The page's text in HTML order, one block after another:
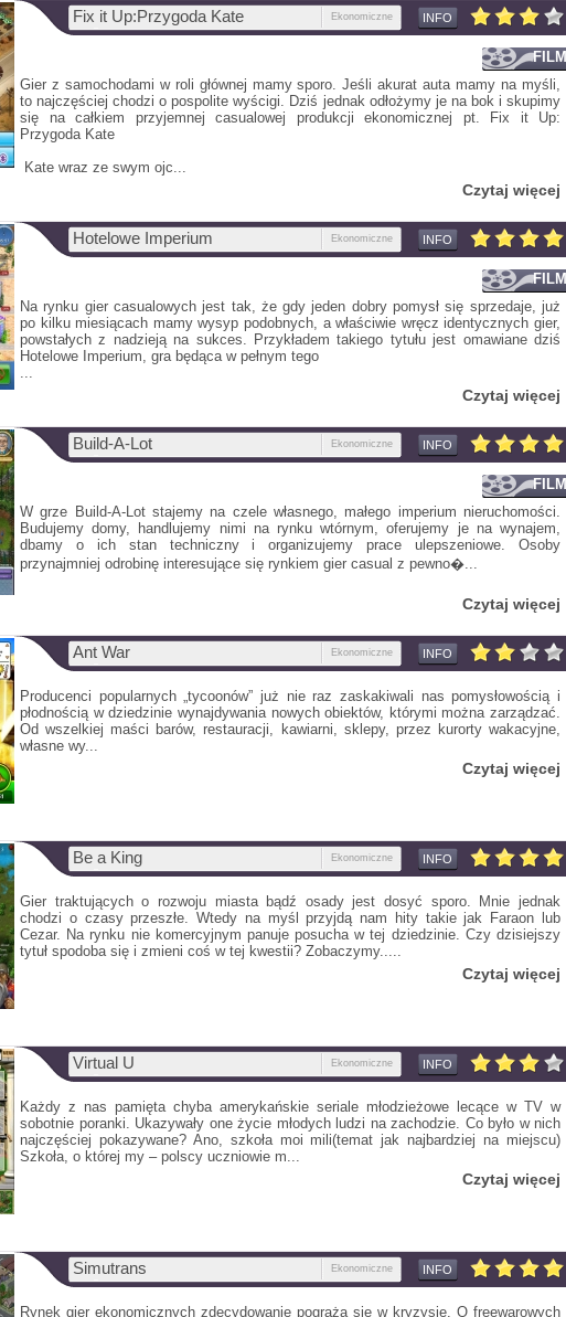
Fix it Up:Przygoda Kate Ekonomiczne INFO
FILM
Gier z samochodami w roli głównej mamy sporo. Jeśli akurat auta mamy na myśli,
to najczęściej chodzi o pospolite wyścigi. Dziś jednak odłożymy je na bok i skupimy
się na całkiem przyjemnej casualowej produkcji ekonomicznej pt. Fix it Up:
Przygoda Kate
Kate wraz ze swym ojc...
Czytaj więcej
Hotelowe Imperium Ekonomiczne INFO
FILM
Na rynku gier casualowych jest tak, że gdy jeden dobry pomysł się sprzedaje, już
po kilku miesiącach mamy wysyp podobnych, a właściwie wręcz identycznych gier,
powstałych z nadzieją na sukces. Przykładem takiego tytułu jest omawiane dziś
Hotelowe Imperium, gra będąca w pełnym tego
...
Czytaj więcej
Build-A-Lot Ekonomiczne INFO
FILM
W grze Build-A-Lot stajemy na czele własnego, małego imperium nieruchomości.
Budujemy domy, handlujemy nimi na rynku wtórnym, oferujemy je na wynajem,
dbamy o ich stan techniczny i organizujemy prace ulepszeniowe. Osoby
przynajmniej odrobinę interesujące się rynkiem gier casual z pewno�...
Czytaj więcej
Ant War Ekonomiczne INFO
Producenci popularnych „tycoonów” już nie raz zaskakiwali nas pomysłowością i
płodnością w dziedzinie wynajdywania nowych obiektów, którymi można zarządzać.
Od wszelkiej maści barów, restauracji, kawiarni, sklepy, przez kurorty wakacyjne,
własne wy...
Czytaj więcej
Be a King Ekonomiczne INFO
Gier traktujących o rozwoju miasta bądź osady jest dosyć sporo. Mnie jednak
chodzi o czasy przeszłe. Wtedy na myśl przyjdą nam hity takie jak Faraon lub
Cezar. Na rynku nie komercyjnym panuje posucha w tej dziedzinie. Czy dzisiejszy
tytuł spodoba się i zmieni coś w tej kwestii? Zobaczymy.....
Czytaj więcej
Virtual U Ekonomiczne INFO
Każdy z nas pamięta chyba amerykańskie seriale młodzieżowe lecące w TV w
sobotnie poranki. Ukazywały one życie młodych ludzi na zachodzie. Co było w nich
najczęściej pokazywane? Ano, szkoła moi mili(temat jak najbardziej na miejscu)
Szkoła, o której my – polscy uczniowie m...
Czytaj więcej
Simutrans Ekonomiczne INFO
Rynek gier ekonomicznych zdecydowanie pogrąża się w kryzysie. O freewarowych